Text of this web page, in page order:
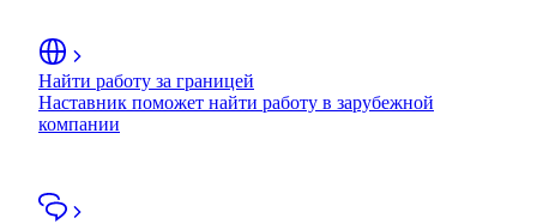
Найти работу за границей
Наставник поможет найти работу в зарубежной
компании